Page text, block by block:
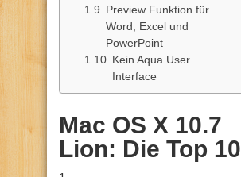
Preview Funktion für
Word, Excel und
PowerPoint
Kein Aqua User
Interface
Mac OS X 10.7
Lion: Die Top 10